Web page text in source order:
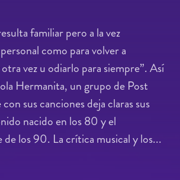
familiar pero a la vez
como para volver a
vez u odiarlo para siempre”. Así
Hermanita, un grupo de Post
sus canciones deja claras sus
nacido en los 80 y el
los 90. La crítica musical y los...